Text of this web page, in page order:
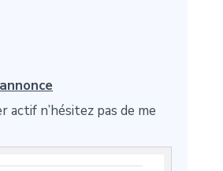
actif n’hésitez pas de me